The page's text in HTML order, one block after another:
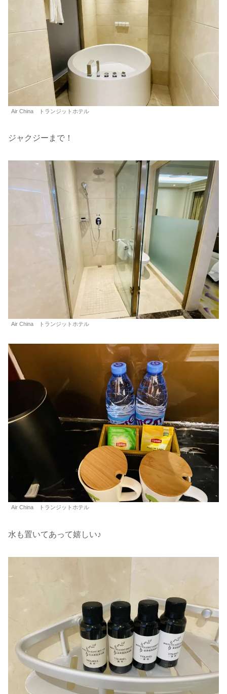
Air China トランジットホテル
ジャクジーまで！
Air China トランジットホテル
Air China トランジットホテル
水も置いてあって嬉しい♪